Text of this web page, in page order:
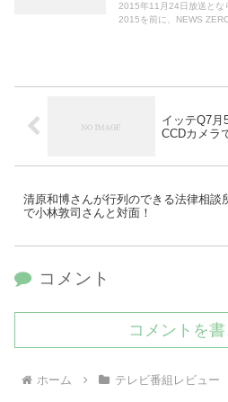
2015年11月24日放送とな
2015を前に、NEWS
イッテQ7月
CCDカメラ
清原和博さんが行列のできる法律相談
で小林敦司さんと対面！
コメント
コメントを
ホーム テレビ番組レビュー